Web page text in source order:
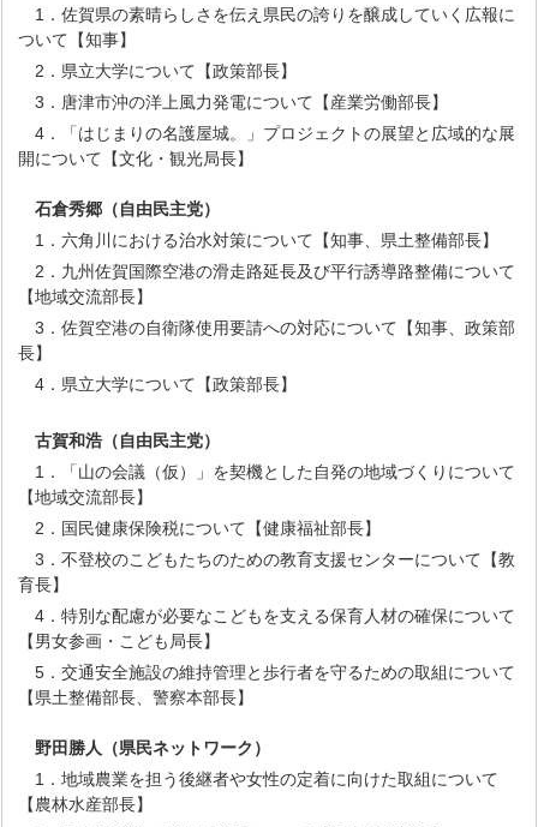
1．佐賀県の素晴らしさを伝え県民の誇りを醸成していく広報に
ついて【知事】
2．県立大学について【政策部長】
3．唐津市沖の洋上風力発電について【産業労働部長】
4．「はじまりの名護屋城。」プロジェクトの展望と広域的な展
開について【文化・観光局長】
石倉秀郷 （自由民主党）
1．六角川における治水対策について【知事、県土整備部長】
2．九州佐賀国際空港の滑走路延長及び平行誘導路整備について
【地域交流部長】
3．佐賀空港の自衛隊使用要請への対応について【知事、政策部
長】
4．県立大学について【政策部長】
古賀和浩（自由民主党）
1．「山の会議（仮）」を契機とした自発の地域づくりについて
【地域交流部長】
2．国民健康保険税について【健康福祉部長】
3．不登校のこどもたちのための教育支援センターについて【教
育長】
4．特別な配慮が必要なこどもを支える保育人材の確保について
【男女参画・こども局長】
5．交通安全施設の維持管理と歩行者を守るための取組について
【県土整備部長、警察本部長】
野田勝人
（県民ネットワーク）
1．地域農業を担う後継者や女性の定着に向けた取組について
【農林水産部長】